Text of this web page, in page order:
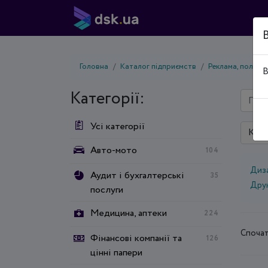
Головна Каталог підприємств Реклама,
Категорії:
Усі категорії
Авто-мото
104
Аудит і бухгалтерські
послуги
35
Медицина, аптеки 224
Фінансові компанії та
цінні папери
126